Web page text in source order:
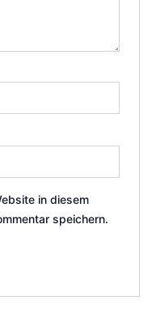
in diesem
speichern.